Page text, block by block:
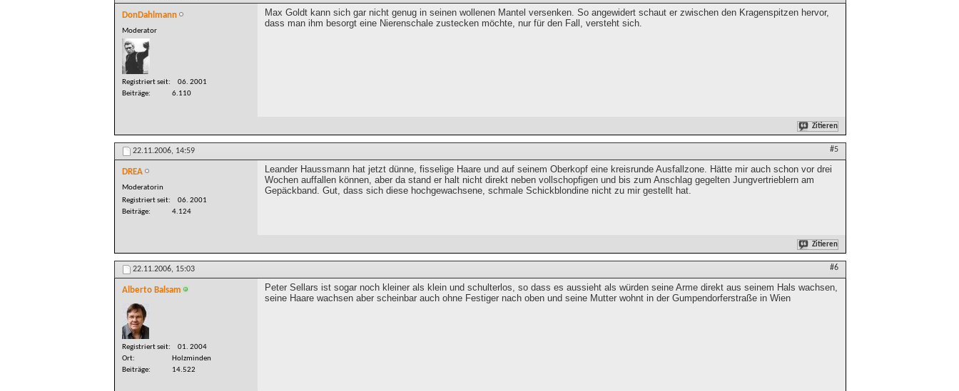
DonDahlmann
Moderator
Registriert seit
06. 2001
Beiträge
6.110
Max Goldt kann sich gar nicht genug in seinen wollenen Mantel versenken. So angewidert schaut er zwischen den Kragenspitzen hervor,
dass man ihm besorgt eine Nierenschale zustecken möchte, nur für den Fall, versteht sich.
Zitieren
22.11.2006, 14:59 #5
DREA
Moderatorin
Registriert seit
06. 2001
Beiträge
4.124
Leander Haussmann hat jetzt dünne, fisselige Haare und auf seinem Oberkopf eine kreisrunde Ausfallzone. Hätte mir auch schon vor drei
Wochen auffallen können, aber da stand er halt nicht direkt neben vollschopfigen und bis zum Anschlag gegelten Jungvertrieblern am
Gepäckband. Gut, dass sich diese hochgewachsene, schmale Schickblondine nicht zu mir gestellt hat.
Zitieren
22.11.2006, 15:03 #6
Alberto Balsam
Registriert seit
01. 2004
Ort
Holzminden
Beiträge
14.522
Peter Sellars ist sogar noch kleiner als klein und schulterlos, so dass es aussieht als würden seine Arme direkt aus seinem Hals wachsen,
seine Haare wachsen aber scheinbar auch ohne Festiger nach oben und seine Mutter wohnt in der Gumpendorferstraße in Wien